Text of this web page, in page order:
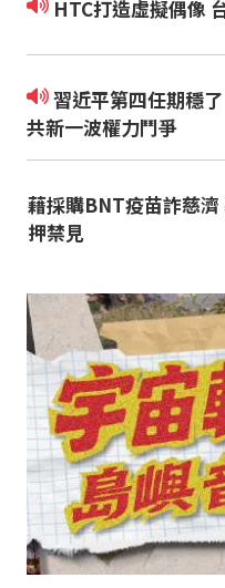
HTC打造虛擬偶像
習近平第四任期穩了？從五中全會解析中
共新一波權力鬥爭
藉採購BNT疫苗詐慈
押禁見